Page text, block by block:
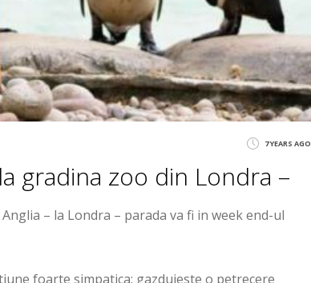
7 YEARS AGO
gradina zoo din Londra –
– la Londra – parada va fi in week end-ul
foarte simpatica: gazduieste o petrecere